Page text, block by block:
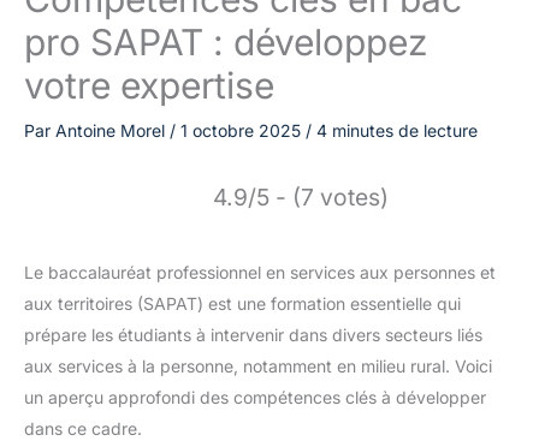
pro SAPAT : développez
votre expertise
Par Antoine Morel / 1 octobre 2025 / 4 minutes de lecture
4.9/5 - (7 votes)
Le baccalauréat professionnel en services aux personnes et
aux territoires (SAPAT) est une formation essentielle qui
prépare les étudiants à intervenir dans divers secteurs liés
aux services à la personne, notamment en milieu rural. Voici
un aperçu approfondi des compétences clés à développer
dans ce cadre.